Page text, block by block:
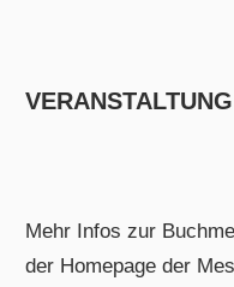
VERANSTALTUNG
Mehr Infos zur
der Homepage der